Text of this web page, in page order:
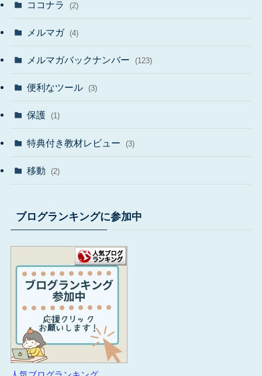
ココナラ (2)
メルマガ (4)
メルマガバックナンバー (123)
便利なツール (3)
保護 (1)
特典付き教材レビュー (3)
移動 (2)
ブログランキングに参加中